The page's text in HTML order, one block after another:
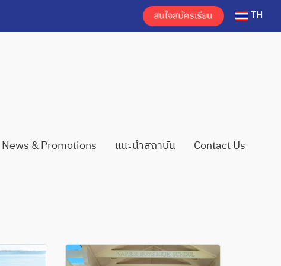
TH
News & Promotions แนะนำสถาบัน Contact Us